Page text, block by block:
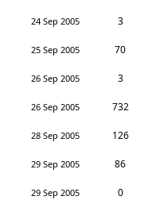
24 Sep 2005 3
25 Sep 2005 70
26 Sep 2005 3
26 Sep 2005 732
28 Sep 2005 126
29 Sep 2005 86
29 Sep 2005 0